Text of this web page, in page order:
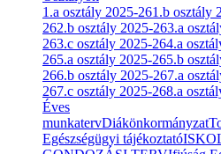
1.a osztály 2025-261.b osztály
262.b osztály 2025-263.a
263.c osztály 2025-264.a
265.a osztály 2025-265.b
266.b osztály 2025-267.a
267.c osztály 2025-268.a
Éves
munkatervDiákönkormányzat
Egészségügyi tájékoztató